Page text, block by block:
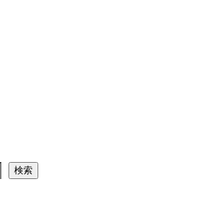
検索